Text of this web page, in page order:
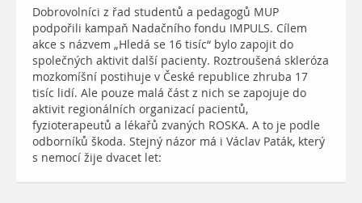
Dobrovolníci z řad studentů a pedagogů MUP
podpořili kampaň Nadačního fondu IMPULS. Cílem
akce s názvem „Hledá se 16 tisíc“ bylo zapojit do
společných aktivit další pacienty. Roztroušená skleróza
mozkomíšní postihuje v České republice zhruba 17
tisíc lidí. Ale pouze malá část z nich se zapojuje do
aktivit regionálních organizací pacientů,
fyzioterapeutů a lékařů zvaných ROSKA. A to je podle
odborníků škoda. Stejný názor má i Václav Paták, který
s nemocí žije dvacet let: